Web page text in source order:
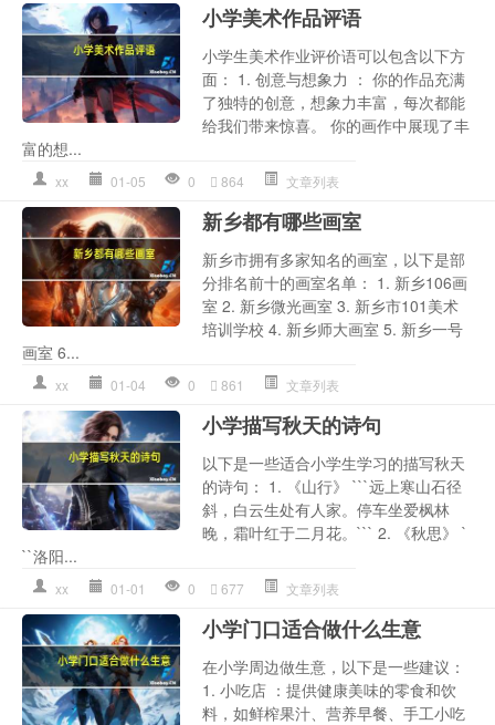
小学美术作品评语
小学生美术作业评价语可以包含以下方
面： 1. 创意与想象力 ： 你的作品充满
了独特的创意，想象力丰富，每次都能
给我们带来惊喜。 你的画作中展现了丰
富的想...
xx 01-05 0 864 文章列表
新乡都有哪些画室
新乡市拥有多家知名的画室，以下是部
分排名前十的画室名单： 1. 新乡106画
室 2. 新乡微光画室 3. 新乡市101美术
培训学校 4. 新乡师大画室 5. 新乡一号
画室 6...
xx 01-04 0 861 文章列表
小学描写秋天的诗句
以下是一些适合小学生学习的描写秋天
的诗句： 1. 《山行》 ```远上寒山石径
斜，白云生处有人家。停车坐爱枫林
晚，霜叶红于二月花。``` 2. 《秋思》 `
``洛阳...
xx 01-01 0 677 文章列表
小学门口适合做什么生意
在小学周边做生意，以下是一些建议：
1. 小吃店 ：提供健康美味的零食和饮
料，如鲜榨果汁、营养早餐、手工小吃